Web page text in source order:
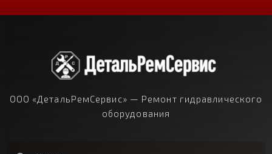
ООО «ДетальРемСервис» — Ремонт гидравлического
оборудования